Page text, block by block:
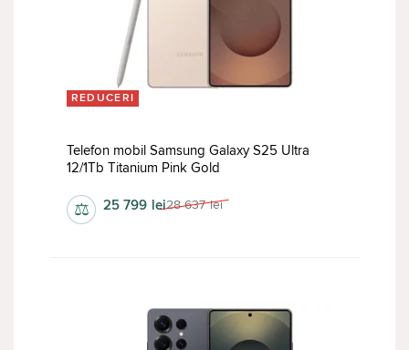
REDUCERI
Telefon mobil Samsung Galaxy S25 Ultra
12/1Tb Titanium Pink Gold
28 637 lei
25 799 lei
⚖